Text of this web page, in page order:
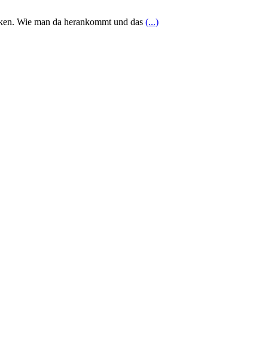
Wie man da herankommt und das (...)